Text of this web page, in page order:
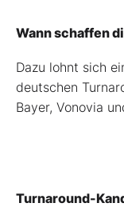
Wann schaffen
Dazu lohnt sich
deutschen
Bayer, Vonovia
Turnaround-